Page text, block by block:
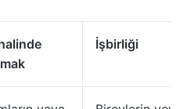
İşbirliği